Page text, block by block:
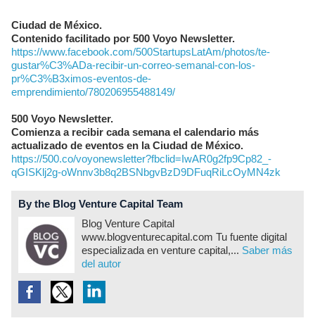
Ciudad de México.
Contenido facilitado por 500 Voyo Newsletter.
https://www.facebook.com/500StartupsLatAm/photos/te-
gustar%C3%ADa-recibir-un-correo-semanal-con-los-
pr%C3%B3ximos-eventos-de-
emprendimiento/780206955488149/
500 Voyo Newsletter.
Comienza a recibir cada semana el calendario más
actualizado de eventos en la Ciudad de México.
https://500.co/voyonewsletter?fbclid=IwAR0g2fp9Cp82_-
qGISKlj2g-oWnnv3b8q2BSNbgvBzD9DFuqRiLcOyMN4zk
By the Blog Venture Capital Team
Blog Venture Capital
www.blogventurecapital.com Tu fuente digital
especializada en venture capital,... Saber más
del autor